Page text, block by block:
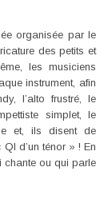
organisée par le
des petits et
les musiciens
instrument, afin
l’alto frustré, le
simplet, le
et, ils disent de
d’un ténor » ! En
chante ou qui parle